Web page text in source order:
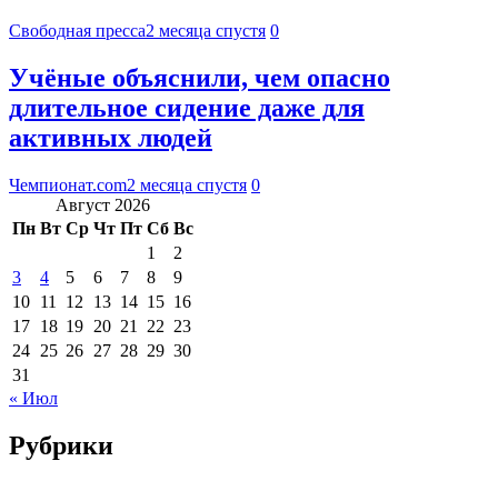
Свободная пресса2 месяца спустя 0
Учёные объяснили, чем опасно
длительное сидение даже для
активных людей
Чемпионат.com2 месяца спустя 0
Август 2026
Пн Вт Ср Чт Пт Сб Вс
1
2
3
4 5 6 7 8
9
10 11 12 13 14 15 16
17 18 19 20 21 22 23
24 25 26 27 28 29 30
31
« Июл
Рубрики